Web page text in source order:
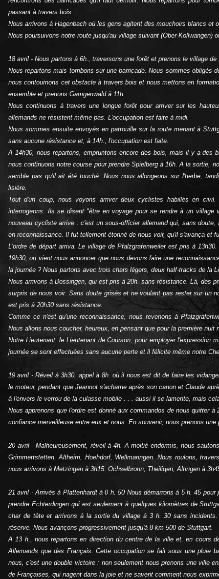
passant à travers bois.
Nous arrivons à Hagenbach où les gens agitent des mouchoirs blancs et
Nous poursuivons notre route jusqu'au village suivant
18 avril ‑ Nous partons à 6h., traversons une forêt et prenons le village
Nous repartons mais tombons sur une barricade. Nous sommes obligés
nous contournons cet obstacle à travers bois et nous mettons en
ensemble et prenons Gamgenwald à 11h.
Nous continuons à travers une longue forêt pour arriver sur les
allemands ne résistent même pas. L'occupation est faite à midi.
Nous sommes ensuite envoyés en patrouille sur la route menant à
sans aucune résistance et, à 14h., l'occupation est faite.
A 14h30, nous repartons, empruntons encore des bois, mais il y a des
nous continuons notre course pour prendre Spielberg à 16h. A la sortie,
semble pas qu'il ait été touché. Nous nous allongeons sur l'herbe,
lisière.
Tout d'un coup, nous voyons arriver deux cyclistes habillés en
interrogeons. Ils se disent "être en voyage pour se rendre à un
nouveau cycliste arrive : c'est un sous‑officier allemand qui, sans
en reconnaissance. Il fut tellement étonné de nous voir, qu'il s'avança et
L'ordre de départ arriva. Le village de Pfalzgrafenweiler est pris à
19h30, on vient nous annoncer que nous devons faire une
la journée ? Nous partons avec trois chars légers, deux half‑tracks de la
Nous arrivons à Bossingen, qui est pris à 20h. sans résistance. Là, des
surpris de nous voir. Sans doute grisés et ne voulant pas rester sur un
est pris à 20h30 sans résistance.
Comme ce n'est qu'une reconnaissance, nous revenons à
Nous allons nous coucher, heureux, en pensant que pour la première
Notre Lieutenant, le Lieutenant de Courson, pour employer l'expression
journée se sont effectuées sans aucune perte et il félicite même notre
19 avril ‑ Réveil à 3h30, appel à 8h. où il nous est dit de faire les
le moteur, pendant que Jeannot s'acharne après son canon et Claude
à l'envers le verrou de la culasse mobile . . . aussi il se lamente, mais
Nous apprenons que l'ordre est donné aux commandos de nous quitter
confiance merveilleuse entre eux et nous. En souvenir, nous prenons une
20 avril ‑ Malheureusement, réveil à 4h. A moitié endormis, nous
Grimmettstetten, Altheim, Hoehdorf, Wellmaringen. Nous roulons,
nous arrivons à Metzingen à 3h15. Ochselbronn, Theiliqen, Altingen à
21 avril ‑ Arrivés à Plattenhardt à 0 h. 50 Nous démarrons à 5 h. 45
prendre Echterdingen qui est seulement à quelques kilomètres de
char de tête et arrivons à la sortie du village à 3 h. 30 sans
réserve. Nous avançons progressivement jusqu'à 8 km 500 de Stuttgart.
A 13 h., nous repartons en direction du centre de la ville et, en cours
Allemands que des Français. Cette occupation se fait sous une pluie
nous, c'est une double victoire : non seulement nous prenons une ville
de Françaises, qui nagent dans la joie et ne savent comment nous